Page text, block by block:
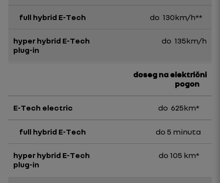
do 130km/h**
do 135km/h
doseg na električni
pogon
do 625km*
do 5 minuta
do 105 km*